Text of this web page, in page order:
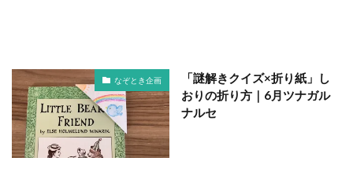
なぞとき企画
「謎解きクイズ×折り紙」し
おりの折り方｜6月ツナガル
ナルセ